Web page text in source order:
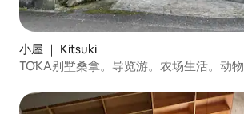
小屋 ｜ Kitsuki
TŌKA别墅桑拿。导览游。农场生活。动物